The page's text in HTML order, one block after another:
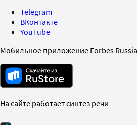
Telegram
ВКонтакте
YouTube
Мобильное приложение Forbes
На сайте работает синтез речи